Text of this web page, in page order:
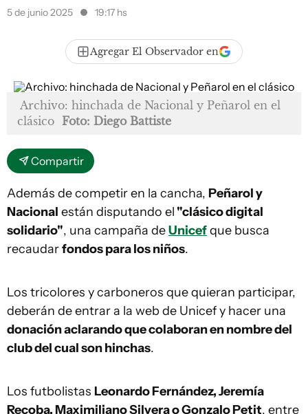
5 de junio 2025 19:17 hs
Agregar El Observador en
Archivo: hinchada de Nacional y Peñarol en el
clásico Foto: Diego Battiste
Compartir
Además de competir en la cancha, Peñarol y
Nacional están disputando el "clásico digital
solidario", una campaña deUnicefque busca
recaudarfondos para los niños.
Los tricolores y carboneros que quieran participar,
deberán de entrar a la web de Unicef y hacer una
donación aclarando que colaboran en nombre del
club del cual son hinchas.
Los futbolistas Leonardo Fernández, Jeremía
Recoba, Maximiliano Silvera o Gonzalo Petit, entre